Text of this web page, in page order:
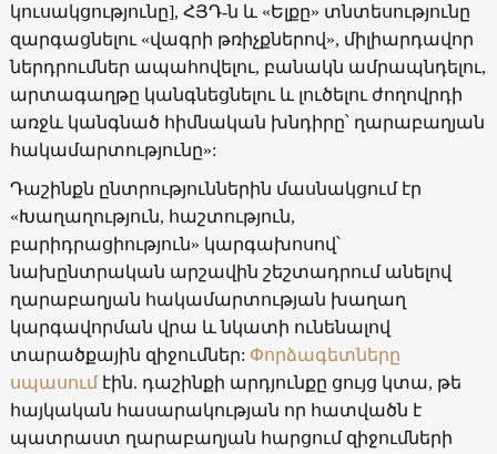
կուսակցությունը], ՀՅԴ-ն և «Ելքը» տնտեսությունը
զարգացնելու «վագրի թռիչքներով», միլիարդավոր
ներդրումներ ապահովելու, բանակն ամրապնդելու,
արտագաղթը կանգնեցնելու և լուծելու ժողովրդի
առջև կանգնած հիմնական խնդիրը՝ ղարաբաղյան
հակամարտությունը»:
Դաշինքն ընտրություններին մասնակցում էր
«Խաղաղություն, հաշտություն,
բարիդրացիություն» կարգախոսով՝
նախընտրական արշավին շեշտադրում անելով
ղարաբաղյան հակամարտության խաղաղ
կարգավորման վրա և նկատի ունենալով
տարածքային զիջումներ: Փորձագետները
սպասումէին. դաշինքի արդյունքը ցույց կտա, թե
հայկական հասարակության որ հատվածն է
պատրաստ ղարաբաղյան հարցում զիջումների